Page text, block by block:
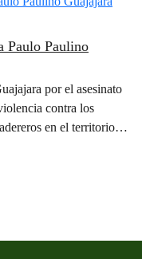
Paulo Paulino
por el asesinato
contra los
en el territorio